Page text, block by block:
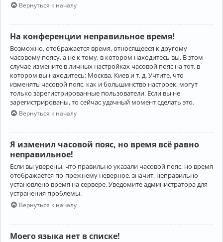
Вернуться к началу
На конференции неправильное время!
Возможно, отображается время, относящееся к другому
часовому поясу, а не к тому, в котором находитесь вы. В этом
случае измените в личных настройках часовой пояс на тот, в
котором вы находитесь: Москва, Киев и т. д. Учтите, что
изменять часовой пояс, как и большинство настроек, могут
только зарегистрированные пользователи. Если вы не
зарегистрированы, то сейчас удачный момент сделать это.
Вернуться к началу
Я изменил часовой пояс, но время всё равно
неправильное!
Если вы уверены, что правильно указали часовой пояс, но время
отображается по-прежнему неверное, значит, неправильно
установлено время на сервере. Уведомите администратора для
устранения проблемы.
Вернуться к началу
Моего языка нет в списке!